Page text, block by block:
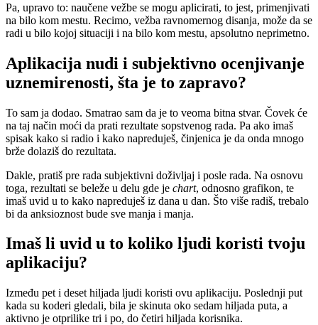
Pa, upravo to: naučene vežbe se mogu aplicirati, to jest, primenjivati
na bilo kom mestu. Recimo, vežba ravnomernog disanja, može da se
radi u bilo kojoj situaciji i na bilo kom mestu, apsolutno neprimetno.
Aplikacija nudi i subjektivno ocenjivanje
uznemirenosti, šta je to zapravo?
To sam ja dodao. Smatrao sam da je to veoma bitna stvar. Čovek će
na taj način moći da prati rezultate sopstvenog rada. Pa ako imaš
spisak kako si radio i kako napreduješ, činjenica je da onda mnogo
brže dolaziš do rezultata.
Dakle, pratiš pre rada subjektivni doživljaj i posle rada. Na osnovu
toga, rezultati se beleže u delu gde je chart, odnosno grafikon, te
imaš uvid u to kako napreduješ iz dana u dan. Što više radiš, trebalo
bi da anksioznost bude sve manja i manja.
Imaš li uvid u to koliko ljudi koristi tvoju
aplikaciju?
Između pet i deset hiljada ljudi koristi ovu aplikaciju. Poslednji put
kada su koderi gledali, bila je skinuta oko sedam hiljada puta, a
aktivno je otprilike tri i po, do četiri hiljada korisnika.